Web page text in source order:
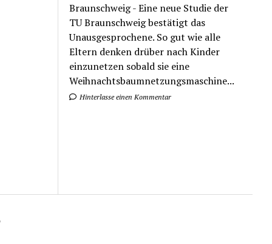
Braunschweig - Eine neue Studie der
TU Braunschweig bestätigt das
Unausgesprochene. So gut wie alle
Eltern denken drüber nach Kinder
einzunetzen sobald sie eine
Weihnachtsbaumnetzungsmaschine...
Hinterlasse einen Kommentar